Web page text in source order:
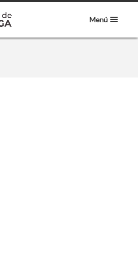
Menú